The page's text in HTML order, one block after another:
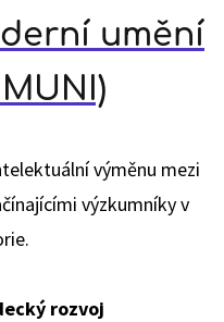
umění
výměnu mezi
výzkumníky v
rozvoj